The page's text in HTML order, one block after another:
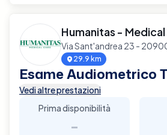
Humanitas -
Via Sant'andrea 23 -
29.9 km
Esame Audiometrico
Vedi altre prestazioni
Prima disponibilità
-